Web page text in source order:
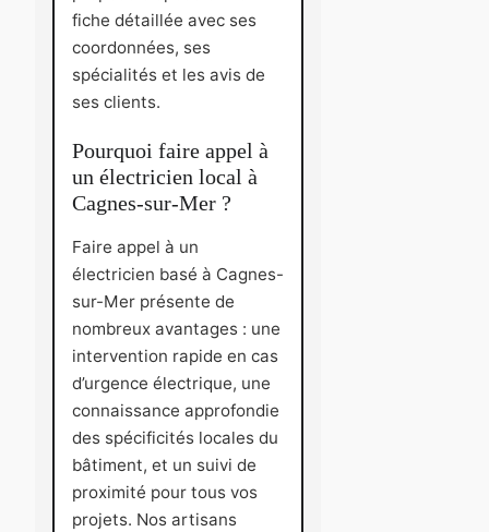
fiche détaillée avec ses
coordonnées, ses
spécialités et les avis de
ses clients.
Pourquoi faire appel à
un électricien local à
Cagnes-sur-Mer ?
Faire appel à un
électricien basé à Cagnes-
sur-Mer présente de
nombreux avantages : une
intervention rapide en cas
d’urgence électrique, une
connaissance approfondie
des spécificités locales du
bâtiment, et un suivi de
proximité pour tous vos
projets. Nos artisans